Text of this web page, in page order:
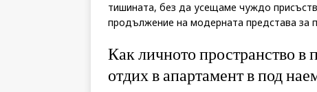
тишината, без да усещаме чуждо
продължение на модерната представа за
Как личното пространство в
отдих в апартамент в под